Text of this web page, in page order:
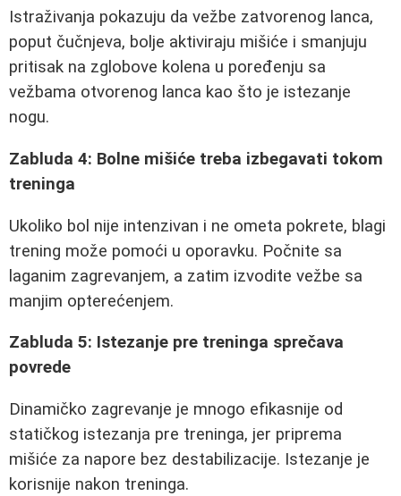
Istraživanja pokazuju da vežbe zatvorenog lanca,
poput čučnjeva, bolje aktiviraju mišiće i smanjuju
pritisak na zglobove kolena u poređenju sa
vežbama otvorenog lanca kao što je istezanje
nogu.
Zabluda 4: Bolne mišiće treba izbegavati tokom
treninga
Ukoliko bol nije intenzivan i ne ometa pokrete, blagi
trening može pomoći u oporavku. Počnite sa
laganim zagrevanjem, a zatim izvodite vežbe sa
manjim opterećenjem.
Zabluda 5: Istezanje pre treninga sprečava
povrede
Dinamičko zagrevanje je mnogo efikasnije od
statičkog istezanja pre treninga, jer priprema
mišiće za napore bez destabilizacije. Istezanje je
korisnije nakon treninga.